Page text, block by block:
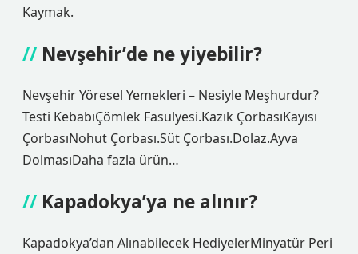
Kaymak.
Nevşehir’de ne yiyebilir?
Nevşehir Yöresel Yemekleri – Nesiyle Meşhurdur?
Testi KebabıÇömlek Fasulyesi.Kazık ÇorbasıKayısı
ÇorbasıNohut Çorbası.Süt Çorbası.Dolaz.Ayva
DolmasıDaha fazla ürün…
Kapadokya’ya ne alınır?
Kapadokya’dan Alınabilecek HediyelerMinyatür Peri